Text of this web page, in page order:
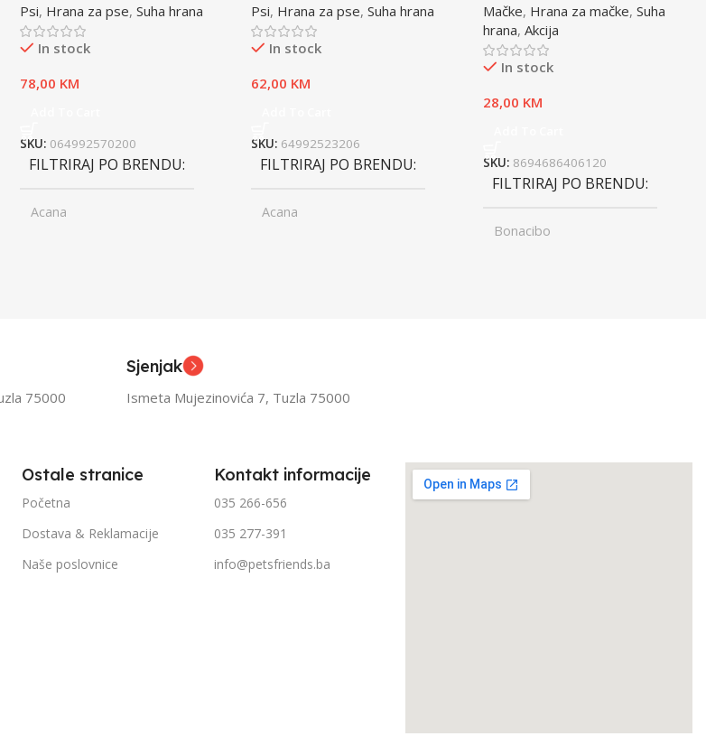
Psi, Hrana za pse, Suha hrana
In stock
78,00 KM
SKU: 064992570200
FILTRIRAJ PO BRENDU
Acana
FILTRIRAJ PO TEŽINI
Psi, Hrana za pse,Suha hrana
In stock
62,00 KM
SKU: 64992523206
FILTRIRAJ PO BRENDU
Acana
Mačke, Hrana za mačke,Suha
hrana,Akcija
In stock
28,00 KM
SKU: 8694686406120
FILTRIRAJ PO BRENDU
Bonacibo
75000
Sjenjak
Ismeta Mujezinovića 7, Tuzla 75000
Ostale stranice
Početna
Dostava & Reklamacije
Naše poslovnice
Kontakt informacije
035 266-656
035 277-391
info@petsfriends.ba